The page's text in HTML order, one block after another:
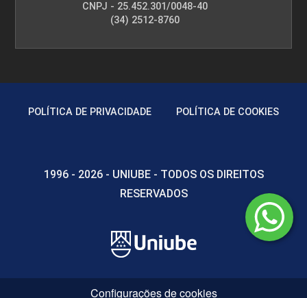
CNPJ - 25.452.301/0048-40
(34) 2512-8760
POLÍTICA DE PRIVACIDADE POLÍTICA DE COOKIES
1996 - 2026 - UNIUBE - TODOS OS DIREITOS
RESERVADOS
Configurações de cookies